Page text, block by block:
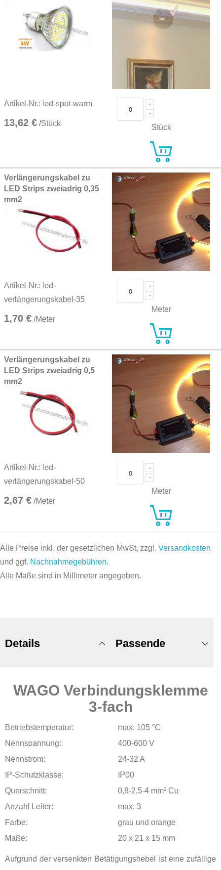
Artikel-Nr.: led-spot-warm
13,62 € /Stück Stück
Verlängerungskabel zu
LED Strips zweiadrig 0,35
mm2
Artikel-Nr.: led-
verlängerungskabel-35
1,70 € /Meter
Meter
Verlängerungskabel zu
LED Strips zweiadrig 0,5
mm2
Artikel-Nr.: led-
verlängerungskabel-50
2,67 € /Meter
Meter
Alle Preise inkl. der gesetzlichen MwSt, zzgl. Versandkosten
und ggf. Nachnahmegebühren.
Alle Maße sind in Millimeter angegeben.
Details
WAGO Verbindungsklemme
3-fach
Betriebstemperatur:
max. 105 °C
Nennspannung:
400-600 V
Nennstrom:
24-32 A
IP-Schutzklasse:
IP00
Querschnitt:
0,8-2,5-4 mm² Cu
Anzahl Leiter:
max. 3
Farbe:
grau und orange
Maße:
20 x 21 x 15 mm
Aufgrund der versenkten Betätigungshebel ist eine zufällige
Passende
Produkte